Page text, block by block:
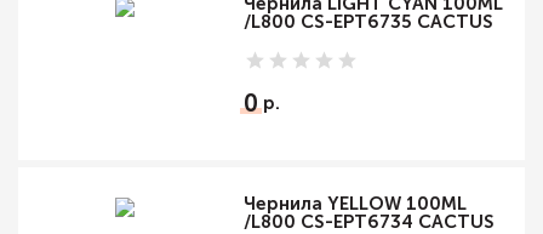
/L800 CS-EPT6735 CACTUS
0
Чернила YELLOW 100ML
/L800 CS-EPT6734 CACTUS